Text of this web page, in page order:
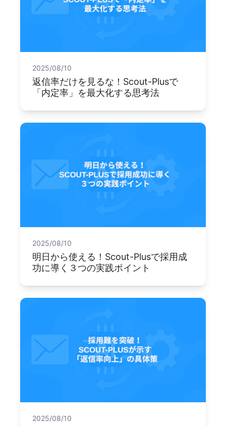
2025/08/10
返信率だけを見るな！Scout-Plusで
「内定率」を最大化する思考法
2025/08/10
明日から使える！Scout-Plusで採用成
功に導く３つの実践ポイント
2025/08/10